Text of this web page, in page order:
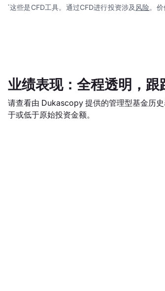
*这些是CFD工具。通过CFD进行投资涉及 风险。
业绩表现：全程透明，
请查看由 Dukascopy 提供的管理型基金历
于或低于原始投资金额。